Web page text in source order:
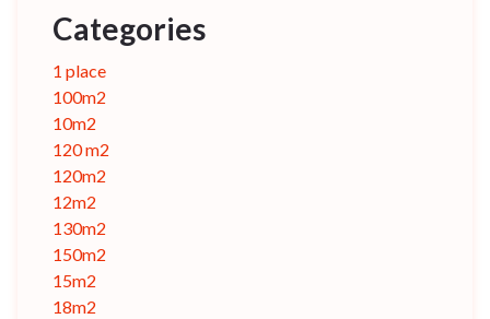
Categories
1 place
100m2
10m2
120 m2
120m2
12m2
130m2
150m2
15m2
18m2